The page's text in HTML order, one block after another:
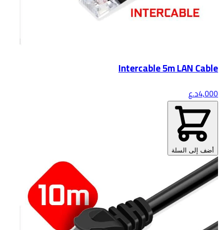
Intercable 5m LAN Cable
4,000د.ع
أضف إلى السلة